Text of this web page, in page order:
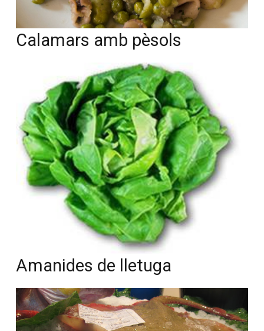
Amanides de lletuga